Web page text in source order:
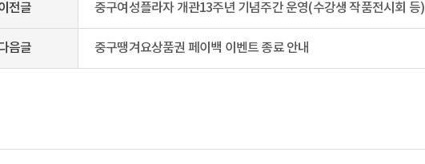
전글 중구여성플라자 개관13주년 기념주간 운영(수강생 작품전시회 등)
음글 중구땡겨요상품권 페이백 이벤트 종료 안내